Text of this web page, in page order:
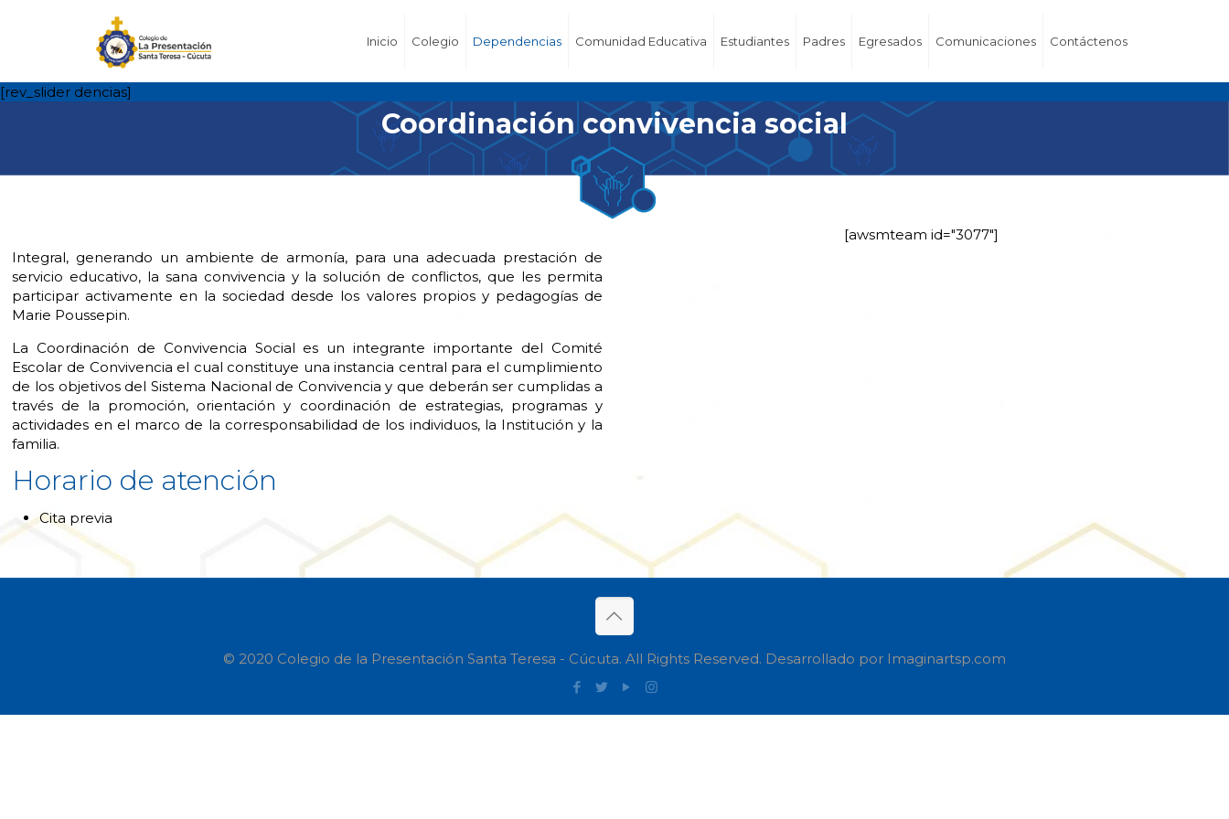
Inicio Colegio Dependencias Comunidad Educativa Estudiantes Padres Egresados Comunicaciones Contáctenos
[rev_slider dencias]
Coordinación convivencia social
Integral, generando un ambiente de armonía, para una adecuada prestación de
servicio educativo, la sana convivencia y la solución de conflictos, que les permita
participar activamente en la sociedad desde los valores propios y pedagogías de
Marie Poussepin.
La Coordinación de Convivencia Social es un integrante importante del Comité
Escolar de Convivencia el cual constituye una instancia central para el cumplimiento
de los objetivos del Sistema Nacional de Convivencia y que deberán ser cumplidas a
través de la promoción, orientación y coordinación de estrategias, programas y
actividades en el marco de la corresponsabilidad de los individuos, la Institución y la
familia.
Horario de atención
Cita previa
[awsmteam id="3077"]
© 2020 Colegio de la Presentación Santa Teresa - Cúcuta. All Rights Reserved. Desarrollado por Imaginartsp.com